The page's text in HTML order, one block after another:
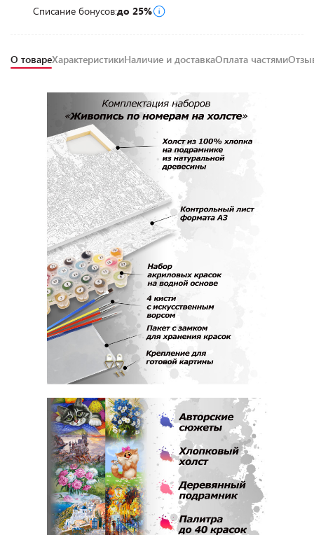
Списание бонусов:до 25%
О товареХарактеристикиНаличие и доставкаОплата частями